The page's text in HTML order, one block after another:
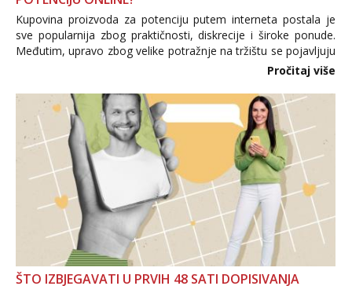
Kupovina proizvoda za potenciju putem interneta postala je
sve popularnija zbog praktičnosti, diskrecije i široke ponude.
Međutim, upravo zbog velike potražnje na tržištu se pojavljuju
i brojni krivotvoreni proizvodi, nepouzdane internetske
Pročitaj više
ŠTO IZBJEGAVATI U PRVIH 48 SATI DOPISIVANJA